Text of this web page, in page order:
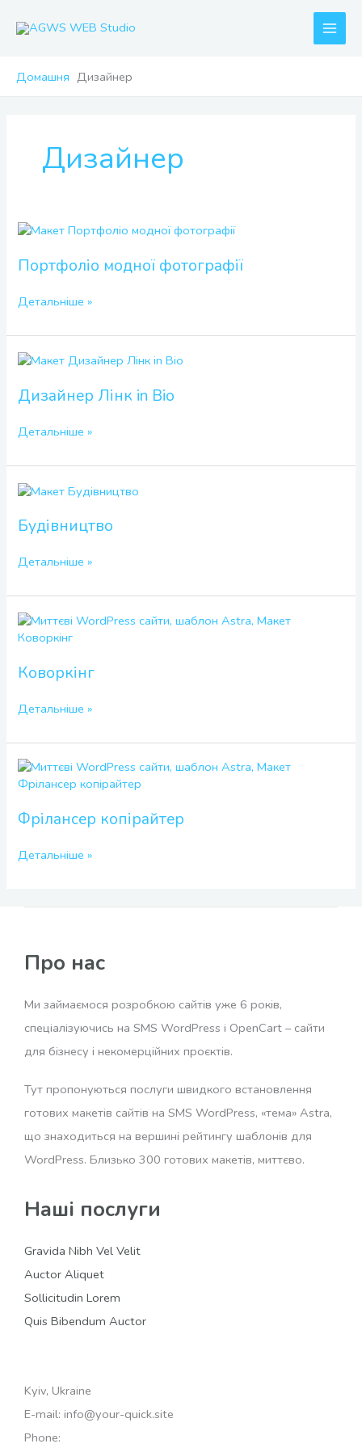
Домашня Дизайнер
Дизайнер
Портфоліо модної фотографії
Портфоліо
фотографії
Детальніше »
Дизайнер Лінк in Bio
Дизайнер
in
Детальніше »
Будівництво
Будівництво
Детальніше »
Коворкінг
Коворкінг
Детальніше »
Фрілансер копірайтер
Фрілансер
копірайтер
Детальніше »
Про нас
Ми займаємося розробкою сайтів уже 6 років,
спеціалізуючись на SMS WordPress і OpenCart – сайти
для бізнесу і некомерційних проєктів.
Тут пропонуються послуги швидкого встановлення
готових макетів сайтів на SMS WordPress, «тема» Astra,
що знаходиться на вершині рейтингу шаблонів для
WordPress. Близько 300 готових макетів, миттєво.
Наші послуги
Gravida Nibh Vel Velit
Auctor Aliquet
Sollicitudin Lorem
Quis Bibendum Auctor
Kyiv, Ukraine
E-mail: info@your-quick.site
Phone: